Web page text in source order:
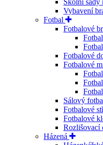
Školní sady
Vybavení
Fotbal
Fotbalové
Fotbalové
Fotbalové
Sálový
Fotbalové
Fotbalové
Rozlišovací
Házená